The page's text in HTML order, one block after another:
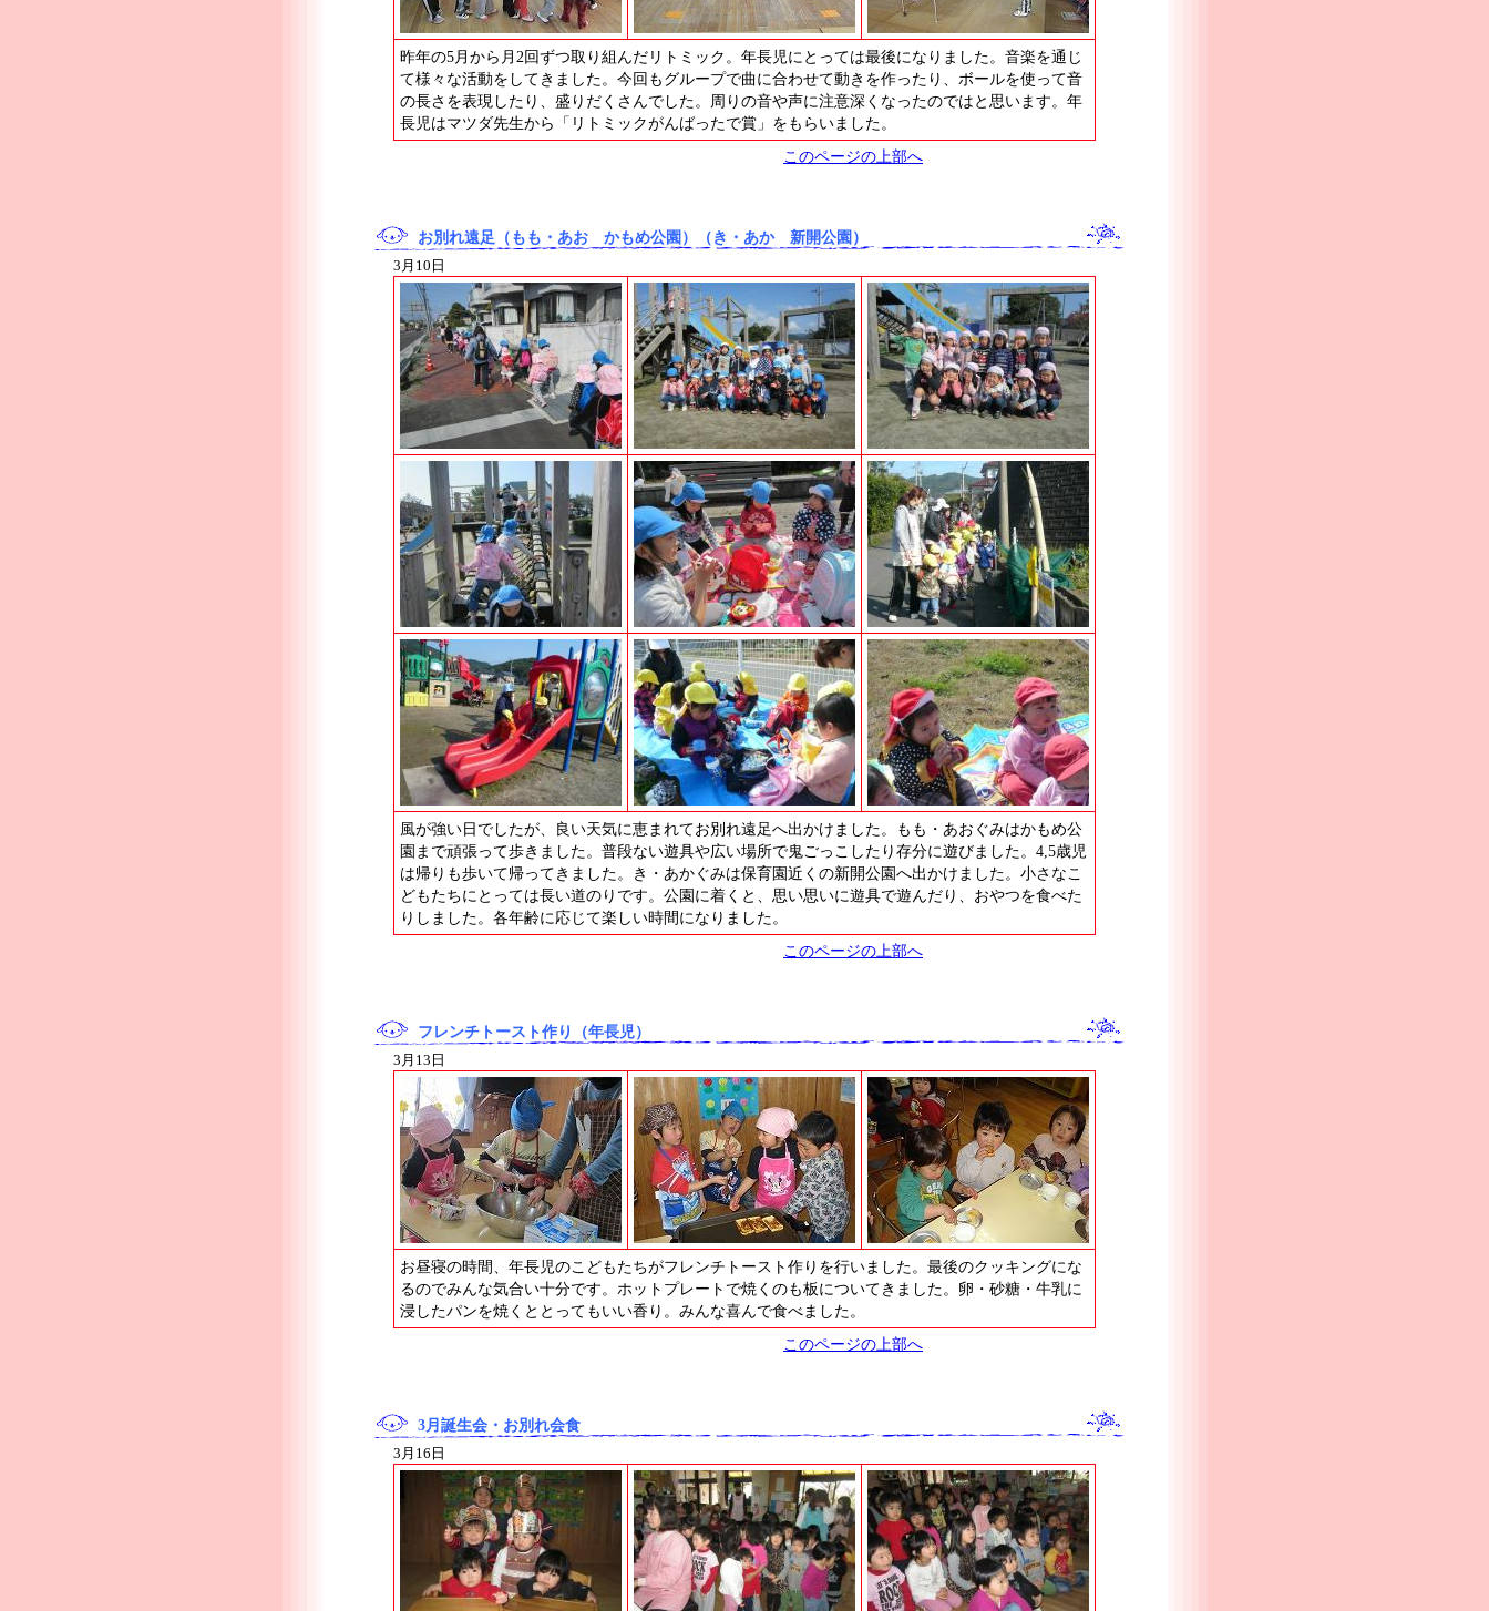
昨年の5月から月2回ずつ取り組んだリトミック。年長児にとっては最後になりました。音楽を通じ
て様々な活動をしてきました。今回もグループで曲に合わせて動きを作ったり、ボールを使って音
の長さを表現したり、盛りだくさんでした。周りの音や声に注意深くなったのではと思います。年
長児はマツダ先生から「リトミックがんばったで賞」をもらいました。
このページの上部へ
お別れ遠足（もも・あお かもめ公園）（き・あか 新開公園）
3月10日
風が強い日でしたが、良い天気に恵まれてお別れ遠足へ出かけました。もも・あおぐみはかもめ公
園まで頑張って歩きました。普段ない遊具や広い場所で鬼ごっこしたり存分に遊びました。4,5歳児
は帰りも歩いて帰ってきました。き・あかぐみは保育園近くの新開公園へ出かけました。小さなこ
どもたちにとっては長い道のりです。公園に着くと、思い思いに遊具で遊んだり、おやつを食べた
りしました。各年齢に応じて楽しい時間になりました。
このページの上部へ
フレンチトースト作り（年長児）
3月13日
お昼寝の時間、年長児のこどもたちがフレンチトースト作りを行いました。最後のクッキングにな
るのでみんな気合い十分です。ホットプレートで焼くのも板についてきました。卵・砂糖・牛乳に
浸したパンを焼くととってもいい香り。みんな喜んで食べました。
このページの上部へ
3月誕生会・お別れ会食
3月16日